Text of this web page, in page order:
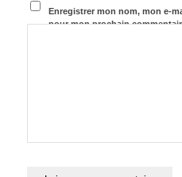
Enregistrer mon nom, mon e-
pour mon prochain